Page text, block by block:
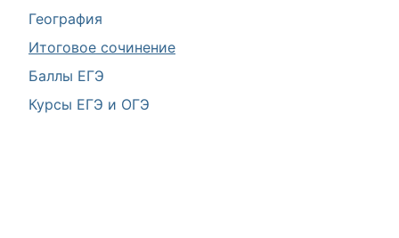
География
Итоговое сочинение
Баллы ЕГЭ
Курсы ЕГЭ и ОГЭ